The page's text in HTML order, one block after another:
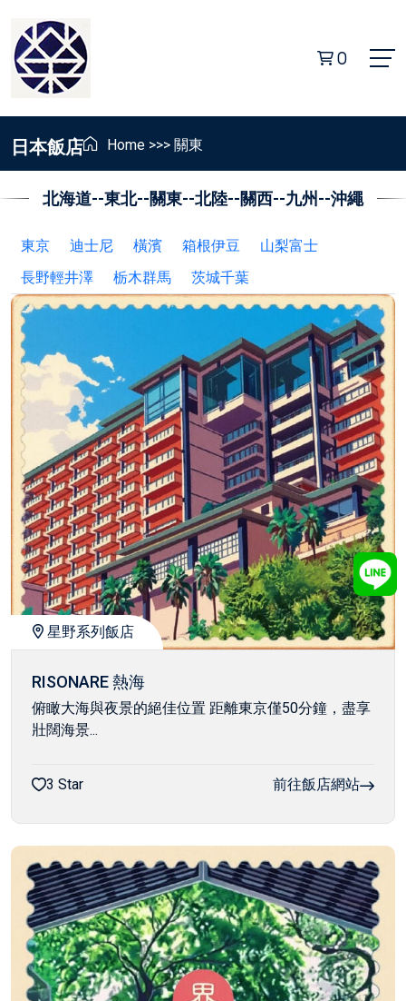
0
日本飯店 Home >>> 關東
北海道--東北--關東--北陸--關西--九州--沖繩
東京 迪士尼 橫濱 箱根伊豆
山梨富士
長野輕井澤
栃木群馬 茨城千葉
星野系列飯店
RISONARE 熱海
俯瞰大海與夜景的絕佳位置 距離東京僅50分鐘，盡享
壯闊海景...
3 Star 前往飯店網站